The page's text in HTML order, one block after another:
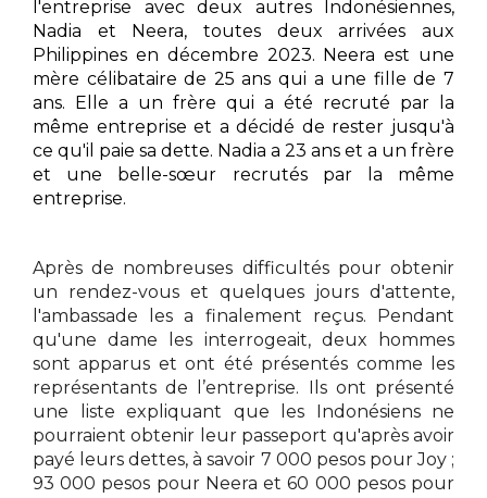
l'entreprise avec deux autres Indonésiennes,
Nadia et Neera, toutes deux arrivées aux
Philippines en décembre 2023. Neera est une
mère célibataire de 25 ans qui a une fille de 7
ans. Elle a un frère qui a été recruté par la
même entreprise et a décidé de rester jusqu'à
ce qu'il paie sa dette. Nadia a 23 ans et a un frère
et une belle-sœur recrutés par la même
entreprise.
Après de nombreuses difficultés pour obtenir
un rendez-vous et quelques jours d'attente,
l'ambassade les a finalement reçus. Pendant
qu'une dame les interrogeait, deux hommes
sont apparus et ont été présentés comme les
représentants de l’entreprise. Ils ont présenté
une liste expliquant que les Indonésiens ne
pourraient obtenir leur passeport qu'après avoir
payé leurs dettes, à savoir 7 000 pesos pour Joy ;
93 000 pesos pour Neera et 60 000 pesos pour